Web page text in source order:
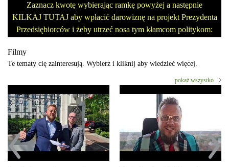
Zaznacz kwotę wybierając ramkę powyżej a następnie
KILKAJ TUTAJ aby wpłacić darowiznę na projekt Prezydenta
Przedsiębiorców i żeby utrzeć nosa tym kłamcom politykom:
Filmy
Te tematy cię zainteresują. Wybierz i kliknij aby wiedzieć więcej.
pokaż wszystko